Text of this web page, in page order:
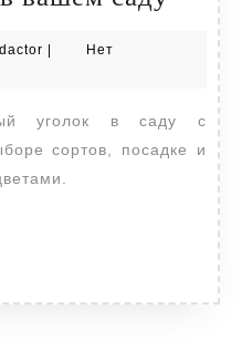
уход
саду
Redactor
Нет
сортов, посадке и